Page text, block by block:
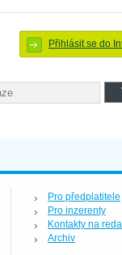
Přihlásit se do
Pro předplatitele
Pro inzerenty
Kontakty na
Archiv